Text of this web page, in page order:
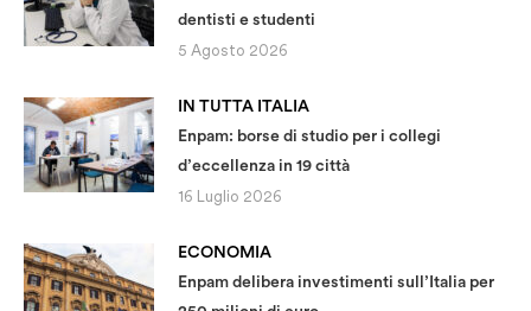
dentisti e studenti
5 Agosto 2026
IN TUTTA ITALIA
Enpam: borse di studio per i collegi
d’eccellenza in 19 città
16 Luglio 2026
ECONOMIA
Enpam delibera investimenti sull’Italia per